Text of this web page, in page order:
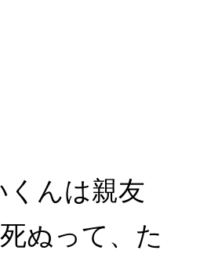
くんは親友
ぬって、た